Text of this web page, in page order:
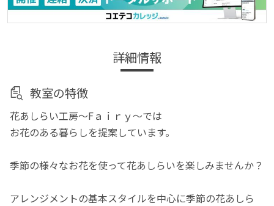
詳細情報
教室の特徴
花あしらい工房～Fａｉｒｙ～では
お花のある暮らしを提案しています。
季節の様々なお花を使って花あしらいを楽しみませんか？
アレンジメントの基本スタイルを中心に季節の花あしら